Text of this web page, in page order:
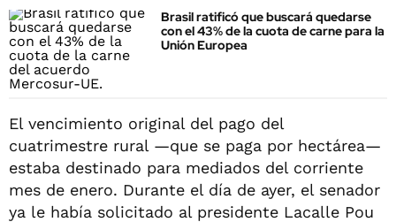
Brasil ratificó que buscará quedarse
con el 43% de la cuota de carne para la
Unión Europea
El vencimiento original del pago del
cuatrimestre rural —que se paga por hectárea—
estaba destinado para mediados del corriente
mes de enero. Durante el día de ayer, el senador
ya le había solicitado al presidente Lacalle Pou